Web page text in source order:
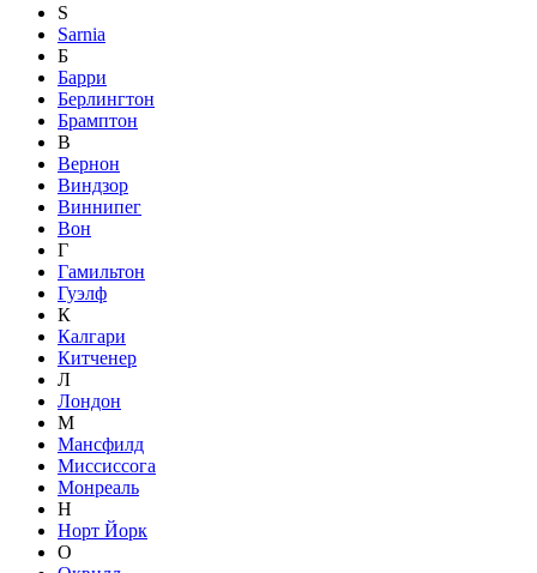
S
Sarnia
Б
Барри
Берлингтон
Брамптон
В
Вернон
Виндзор
Виннипег
Вон
Г
Гамильтон
Гуэлф
К
Калгари
Китченер
Л
Лондон
М
Мансфилд
Миссиссога
Монреаль
Н
Норт Йорк
О